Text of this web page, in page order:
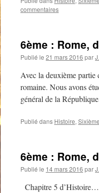
commentaires
6ème : Rome,
Publié le 21 mars 2016 par
Avec la deuxième
romaine. Nous avons
général de la
Publié dans Histoire, Sixième
6ème : Rome,
Publié le 14 mars 2016 par
Chapitre 5 d’Histoire…